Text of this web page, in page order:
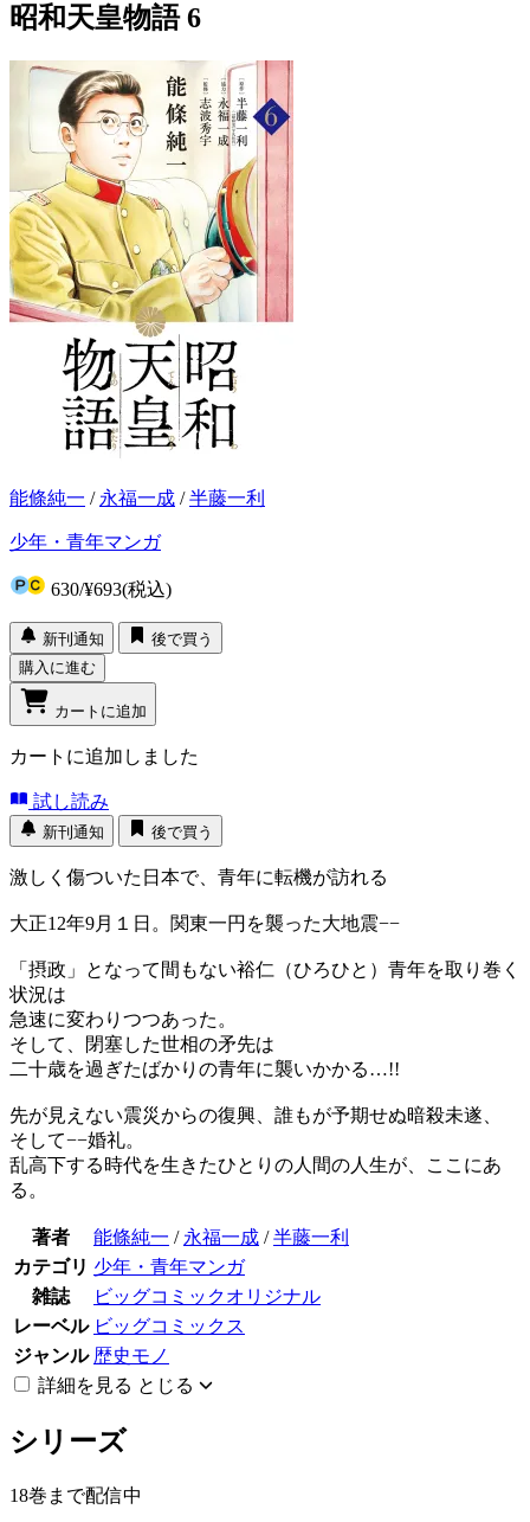
昭和天皇物語 6
能條純一 / 永福一成 /半藤一利
少年・青年マンガ
630/¥693(税込)
新刊通知
後で買う
購入に進む
カートに追加
カートに追加しました
試し読み
新刊通知 後で買う
激しく傷ついた日本で、青年に転機が訪れる
大正12年9月１日。関東一円を襲った大地震−−
「摂政」となって間もない裕仁（ひろひと）青年を取り巻く
状況は
急速に変わりつつあった。
そして、閉塞した世相の矛先は
二十歳を過ぎたばかりの青年に襲いかかる…!!
先が見えない震災からの復興、誰もが予期せぬ暗殺未遂、
そして−−婚礼。
乱高下する時代を生きたひとりの人間の人生が、ここにあ
る。
著者 能條純一 / 永福一成 /半藤一利
カテゴリ 少年・青年マンガ
雑誌
ビッグコミックオリジナル
レーベル ビッグコミックス
ジャンル 歴史モノ
詳細を見る とじる
シリーズ
18巻まで配信中